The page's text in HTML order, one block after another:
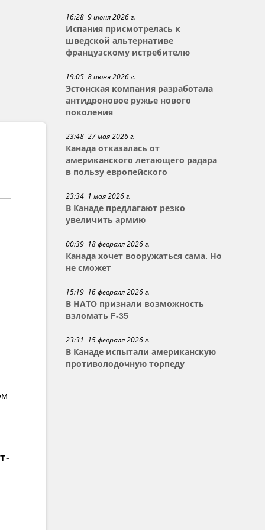
16:28 9 июня 2026 г.
Испания присмотрелась к
шведской альтернативе
французскому истребителю
19:05 8 июня 2026 г.
Эстонская компания разработала
антидроновое ружье нового
поколения
23:48 27 мая 2026 г.
Канада отказалась от
американского летающего радара
в пользу европейского
23:34 1 мая 2026 г.
В Канаде предлагают резко
увеличить армию
00:39 18 февраля 2026 г.
Канада хочет вооружаться сама. Но
не сможет
15:19 16 февраля 2026 г.
В НАТО признали возможность
взломать F-35
23:31 15 февраля 2026 г.
В Канаде испытали американскую
противолодочную торпеду